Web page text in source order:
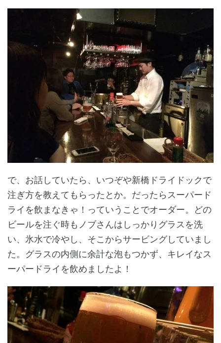
で、お話していたら、いつぞや新橋ドライドックで
注ぎ方を教えてもらったとか。だったらスーパード
ライを飲まなきゃ！っていうことでオーダー。どの
ビールを注ぐ時もノブさんはしっかりグラスを洗
い、氷水で冷やし、そこからサービングしていまし
た。グラスの内側に余計な泡もつかず、キレイなス
ーパードライを飲めましたよ！